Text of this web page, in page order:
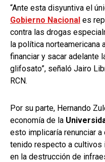
“Ante esta disyuntiva el
Gobierno Nacional es
contra las drogas
la política norteamericana
financiar y sacar adelante
glifosato”, señaló Jairo
RCN.
Por su parte, Hernando
economía de la
esto implicaría renunciar
tenido respecto a cultivos
en la destrucción de